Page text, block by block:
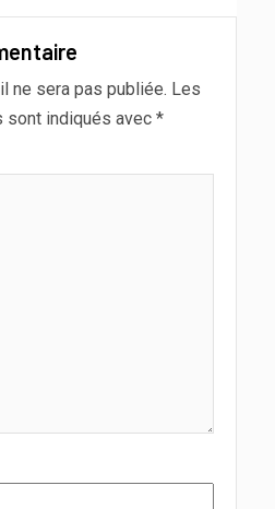
ne sera pas publiée. Les
sont indiqués avec *